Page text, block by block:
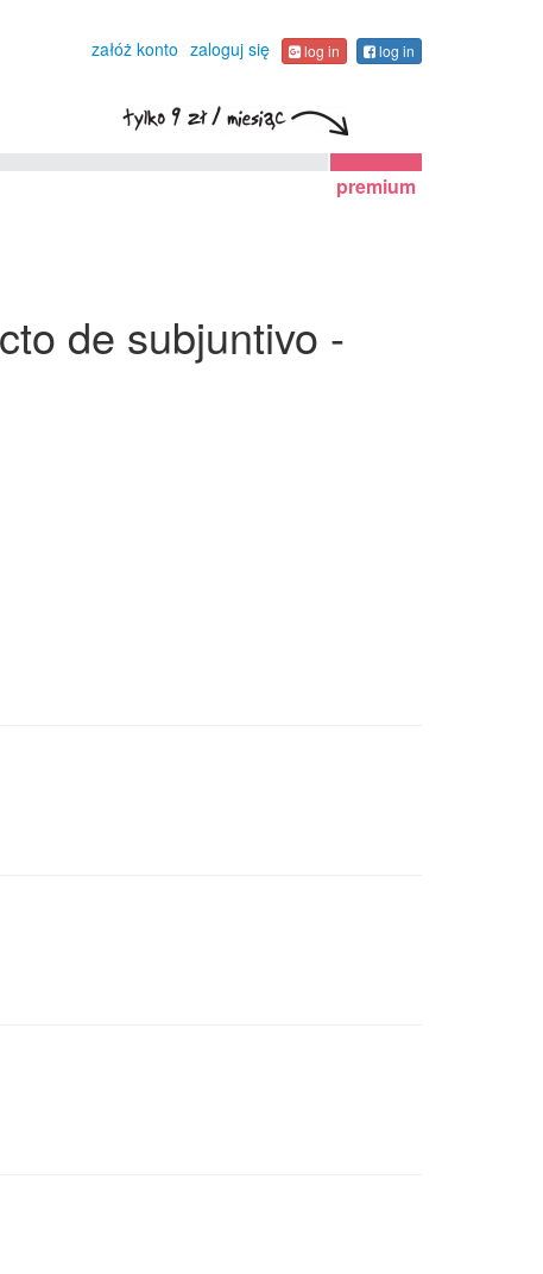
załóż konto zaloguj się log in log in
premium
de subjuntivo -